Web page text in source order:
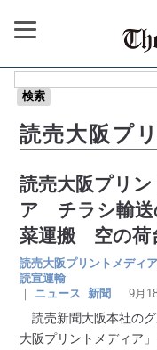
読売大阪プ
読売大阪プリン
ア チラシ輸送
菜運搬 空の荷
読売大阪プリントメディア
読宣運輸
｜
ニュース 新聞 9月
読売新聞大阪本社の
大阪プリントメディア